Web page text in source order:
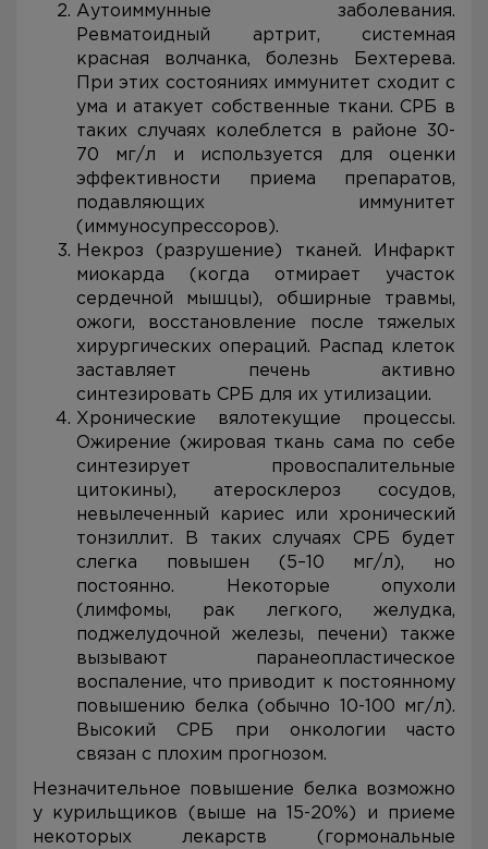
Аутоиммунные заболевания.
Ревматоидный артрит, системная
красная волчанка, болезнь Бехтерева.
При этих состояниях иммунитет сходит с
ума и атакует собственные ткани. СРБ в
таких случаях колеблется в районе 30-
70 мг/л и используется для оценки
эффективности приема препаратов,
подавляющих иммунитет
(иммуносупрессоров).
Некроз (разрушение) тканей. Инфаркт
миокарда (когда отмирает участок
сердечной мышцы), обширные травмы,
ожоги, восстановление после тяжелых
хирургических операций. Распад клеток
заставляет печень активно
синтезировать СРБ для их утилизации.
Хронические вялотекущие процессы.
Ожирение (жировая ткань сама по себе
синтезирует провоспалительные
цитокины), атеросклероз сосудов,
невылеченный кариес или хронический
тонзиллит. В таких случаях СРБ будет
слегка повышен (5–10 мг/л), но
постоянно. Некоторые опухоли
(лимфомы, рак легкого, желудка,
поджелудочной железы, печени) также
вызывают паранеопластическое
воспаление, что приводит к постоянному
повышению белка (обычно 10-100 мг/л).
Высокий СРБ при онкологии часто
связан с плохим прогнозом.
Незначительное повышение белка возможно
у курильщиков (выше на 15-20%) и приеме
некоторых лекарств (гормональные